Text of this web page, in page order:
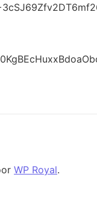
WP Royal.